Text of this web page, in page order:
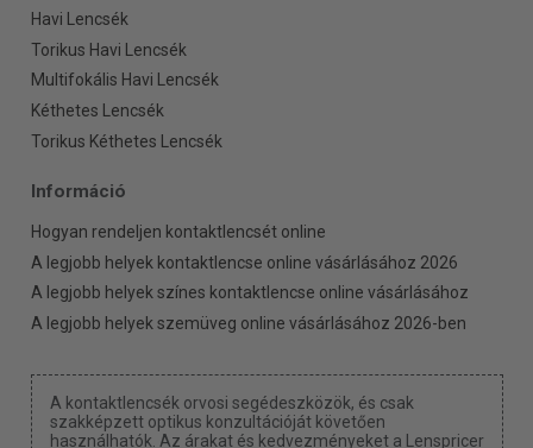
Havi Lencsék
Torikus Havi Lencsék
Multifokális Havi Lencsék
Kéthetes Lencsék
Torikus Kéthetes Lencsék
Információ
Hogyan rendeljen kontaktlencsét online
A legjobb helyek kontaktlencse online vásárlásához 2026
A legjobb helyek színes kontaktlencse online vásárlásához
A legjobb helyek szemüveg online vásárlásához 2026-ben
A kontaktlencsék orvosi segédeszközök, és csak
szakképzett optikus konzultációját követően
használhatók. Az árakat és kedvezményeket a Lenspricer